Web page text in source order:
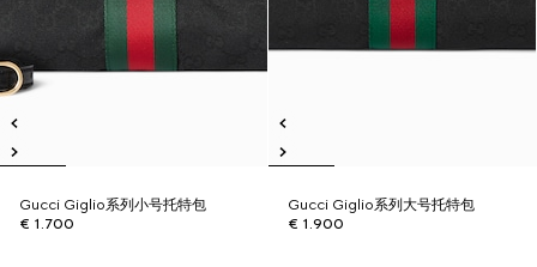
Gucci Giglio系列小号托特包
€ 1.700
Gucci Giglio系列大号托特包
€ 1.900